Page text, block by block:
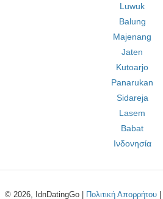
Luwuk
Balung
Majenang
Jaten
Kutoarjo
Panarukan
Sidareja
Lasem
Babat
Ινδονησία
© 2026, IdnDatingGo | Πολιτική Απορρήτου